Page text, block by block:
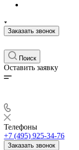
Заказать звонок
Поиск
Оставить заявку
Телефоны
+7 (495) 925-34-76
Заказать звонок